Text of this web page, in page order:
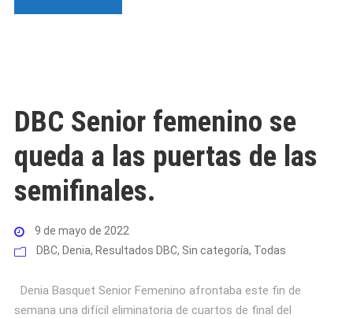
DBC Senior femenino se
queda a las puertas de las
semifinales.
9 de mayo de 2022
DBC, Denia, Resultados DBC, Sin categoría, Todas
Denia Basquet Senior Femenino afrontaba este fin de
semana una difícil eliminatoria de cuartos de final del